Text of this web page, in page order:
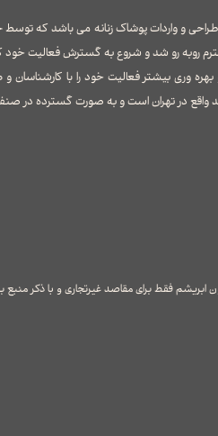
روبه رو شد و شروع به گسترش فعالیت خود
وری بیشتر فعالیت خود را با
واقع در تهران است و به صورت گسترده در صنف
ابریشم فقط برای مقاصد غیرتجاری و با ذکر